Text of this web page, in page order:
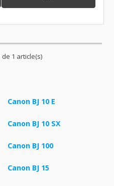
1 article(s)
Canon BJ 10 E
Canon BJ 10 SX
Canon BJ 100
Canon BJ 15